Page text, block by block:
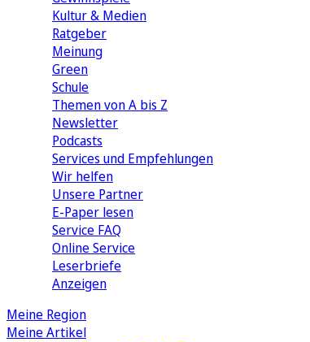
Kultur & Medien
Ratgeber
Meinung
Green
Schule
Themen von A bis Z
Newsletter
Podcasts
Services und Empfehlungen
Wir helfen
Unsere Partner
E-Paper lesen
Service FAQ
Online Service
Leserbriefe
Anzeigen
Meine Region
Meine Artikel